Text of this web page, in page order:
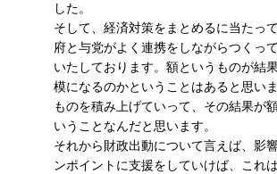
した。
そして、経済対策をまとめるに当たっ
府と与党がよく連携をしながらつくっ
いたしております。額というものが結
模になるのかということはあると思い
ものを積み上げていって、その結果が
いうことなんだと思います。
それから財政出動について言えば、影
ンポイントに支援をしていけば、これ